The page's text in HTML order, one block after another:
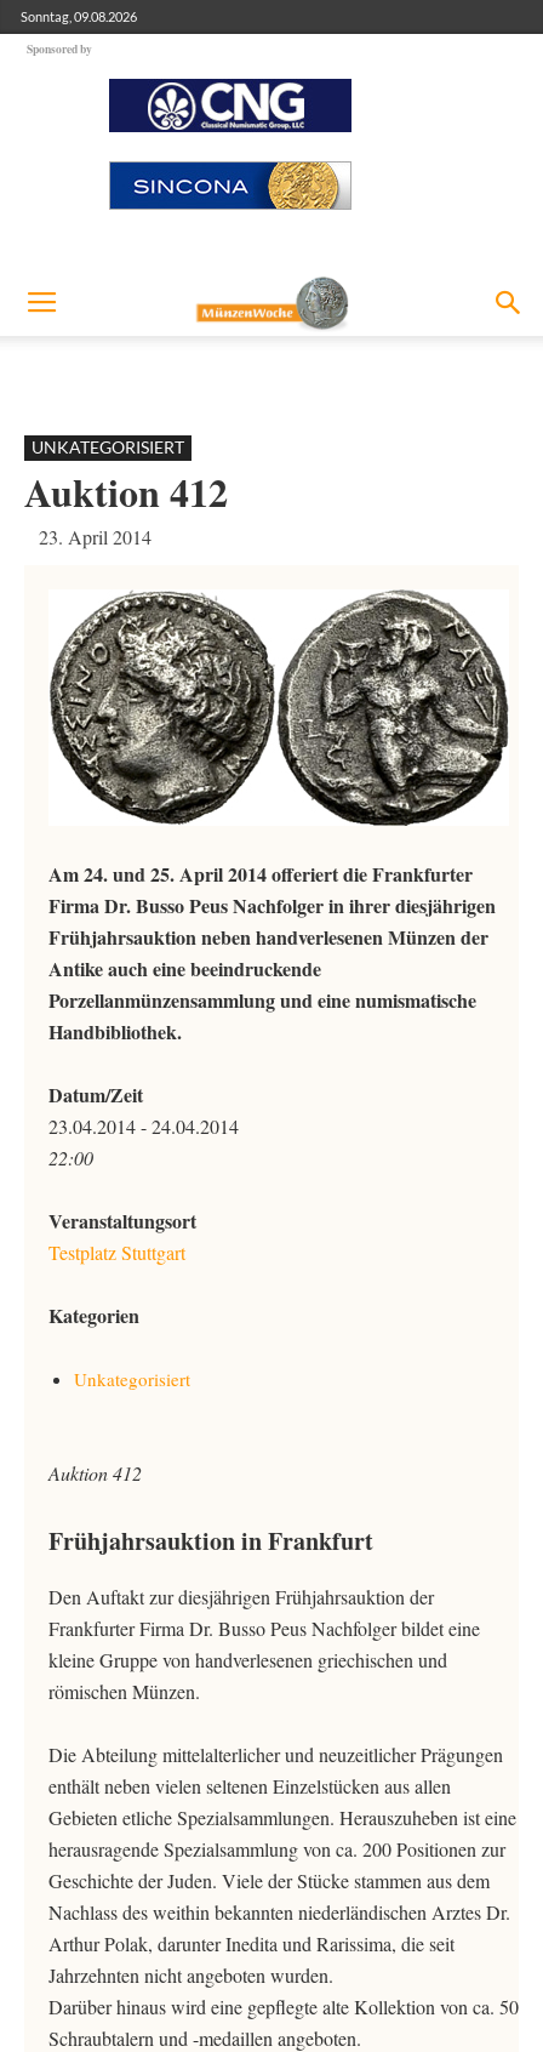
Sonntag, 09.08.2026
Sponsored by
UNKATEGORISIERT
Auktion 412
23. April 2014
Am 24. und 25. April 2014 offeriert die Frankfurter
Firma Dr. Busso Peus Nachfolger in ihrer diesjährigen
Frühjahrsauktion neben handverlesenen Münzen der
Antike auch eine beeindruckende
Porzellanmünzensammlung und eine numismatische
Handbibliothek.
Datum/Zeit
23.04.2014 - 24.04.2014
22:00
Veranstaltungsort
Testplatz Stuttgart
Kategorien
Unkategorisiert
Auktion 412
Frühjahrsauktion in Frankfurt
Den Auftakt zur diesjährigen Frühjahrsauktion der
Frankfurter Firma Dr. Busso Peus Nachfolger bildet eine
kleine Gruppe von handverlesenen griechischen und
römischen Münzen.
Die Abteilung mittelalterlicher und neuzeitlicher Prägungen
enthält neben vielen seltenen Einzelstücken aus allen
Gebieten etliche Spezialsammlungen. Herauszuheben ist eine
herausragende Spezialsammlung von ca. 200 Positionen zur
Geschichte der Juden. Viele der Stücke stammen aus dem
Nachlass des weithin bekannten niederländischen Arztes Dr.
Arthur Polak, darunter Inedita und Rarissima, die seit
Jahrzehnten nicht angeboten wurden.
Darüber hinaus wird eine gepflegte alte Kollektion von ca. 50
Schraubtalern und -medaillen angeboten.